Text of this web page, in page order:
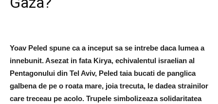
Yoav Peled spune ca a inceput sa se intrebe daca lumea a
innebunit. Asezat in fata Kirya, echivalentul israelian al
Pentagonului din Tel Aviv, Peled taia bucati de panglica
galbena de pe o roata mare, joia trecuta, le dadea strainilor
care treceau pe acolo. Trupele simbolizeaza solidaritatea